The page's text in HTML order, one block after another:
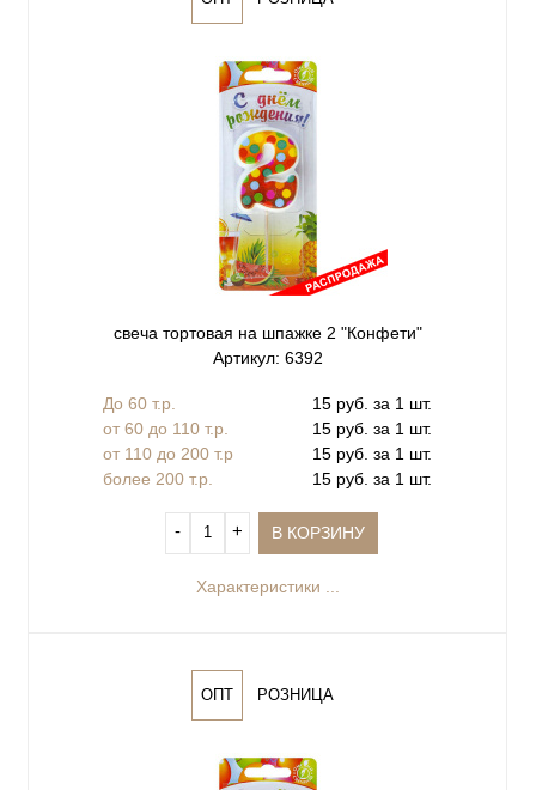
свеча тортовая на шпажке 2 "Конфети"
Артикул: 6392
До 60 т.р.
15 руб. за 1 шт.
от 60 до 110 т.р.
15 руб. за 1 шт.
от 110 до 200 т.р
15 руб. за 1 шт.
более 200 т.р.
15 руб. за 1 шт.
‐ + В КОРЗИНУ
Характеристики ...
ОПТ РОЗНИЦА